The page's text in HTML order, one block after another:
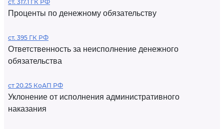
ст. 317.1 ГК РФ
Проценты по денежному обязательству
ст. 395 ГК РФ
Ответственность за неисполнение денежного
обязательства
ст 20.25 КоАП РФ
Уклонение от исполнения административного
наказания